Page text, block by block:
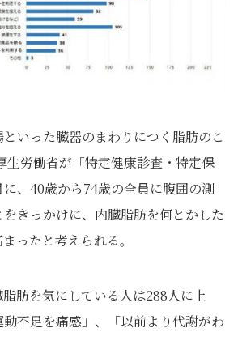
いった臓器のまわりにつく脂肪のこ
生労働省が「特定健康診査・特定保
、40歳から74歳の全員に腹囲の測
きっかけに、内臓脂肪を何とかした
ったと考えられる。
肪を気にしている人は288人に上
動不足を痛感」、「以前より代謝がわ